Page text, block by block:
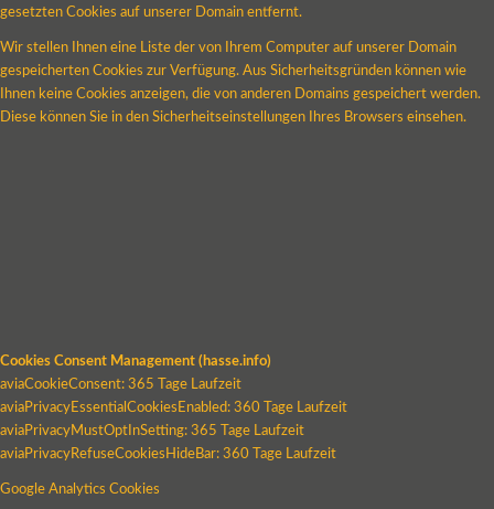
gesetzten Cookies auf unserer Domain entfernt.
Wir stellen Ihnen eine Liste der von Ihrem Computer auf unserer Domain
gespeicherten Cookies zur Verfügung. Aus Sicherheitsgründen können wie
Ihnen keine Cookies anzeigen, die von anderen Domains gespeichert werden.
Diese können Sie in den Sicherheitseinstellungen Ihres Browsers einsehen.
Cookies Consent Management (hasse.info)
aviaCookieConsent: 365 Tage Laufzeit
aviaPrivacyEssentialCookiesEnabled: 360 Tage Laufzeit
aviaPrivacyMustOptInSetting: 365 Tage Laufzeit
aviaPrivacyRefuseCookiesHideBar: 360 Tage Laufzeit
Google Analytics Cookies